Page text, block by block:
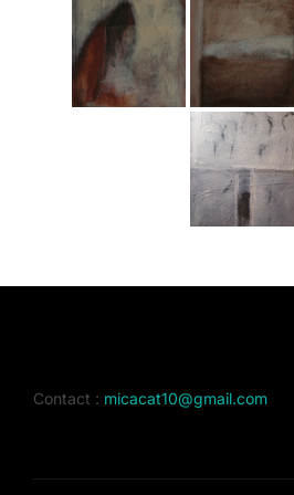
Contact : micacat10@gmail.com